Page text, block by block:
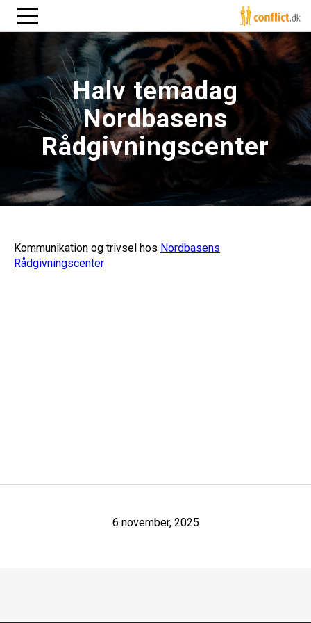
Halv temadag
Nordbasens
Rådgivningscenter
Kommunikation og trivsel hos Nordbasens
Rådgivningscenter
6 november, 2025